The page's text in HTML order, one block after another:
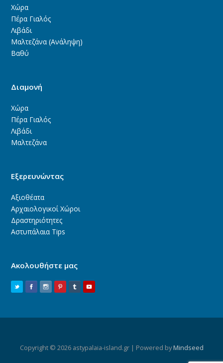
Χώρα
Πέρα Γιαλός
Λιβάδι
Μαλτεζάνα (Ανάληψη)
Βαθύ
Διαμονή
Χώρα
Πέρα Γιαλός
Λιβάδι
Μαλτεζάνα
Εξερευνώντας
Αξιοθέατα
Αρχαιολογικοί Χώροι
Δραστηριότητες
Αστυπάλαια Tips
Ακολουθήστε μας
Copyright © 2026 astypalaia-island.gr | Powered byMindseed